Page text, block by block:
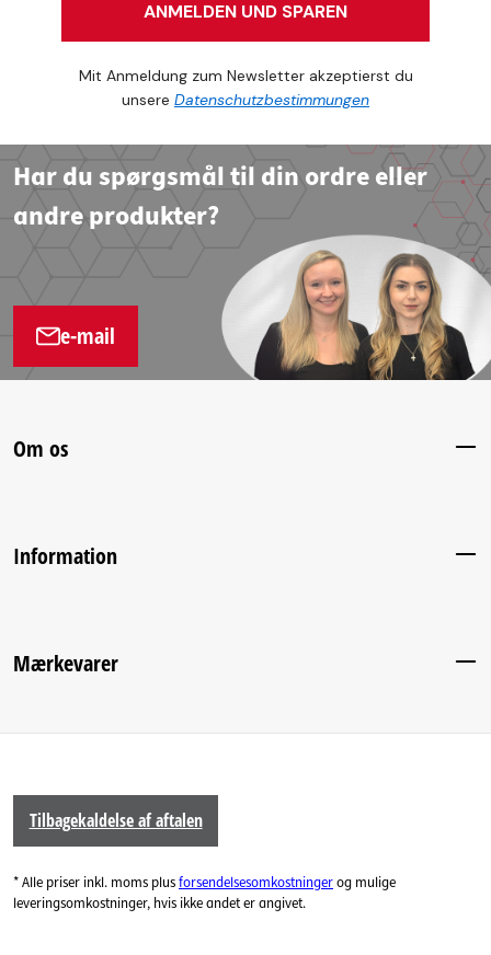
ANMELDEN UND SPAREN
Mit Anmeldung zum Newsletter akzeptierst du
unsere Datenschutzbestimmungen
Har du spørgsmål til din ordre eller
andre produkter?
e-mail
Om os
Information
Mærkevarer
Tilbagekaldelse af aftalen
* Alle priser inkl. moms plusforsendelsesomkostningerog mulige
leveringsomkostninger, hvis ikke andet er angivet.